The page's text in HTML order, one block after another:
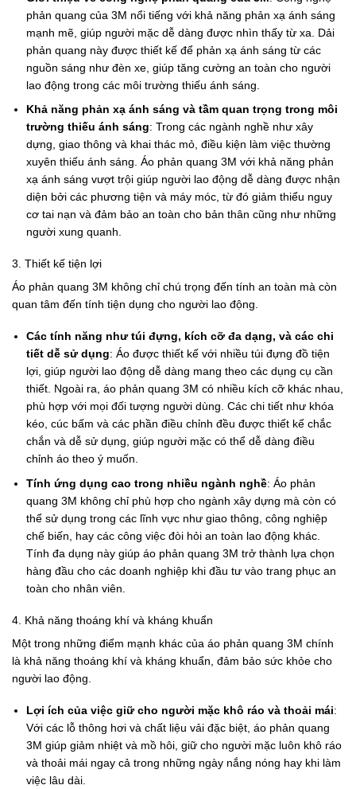
phản quang của 3M nổi tiếng với khả năng phản xạ ánh sáng
mạnh mẽ, giúp người mặc dễ dàng được nhìn thấy từ xa. Dải
phản quang này được thiết kế để phản xạ ánh sáng từ các
nguồn sáng như đèn xe, giúp tăng cường an toàn cho người
lao động trong các môi trường thiếu ánh sáng.
Khả năng phản xạ ánh sáng và tầm quan trọng trong môi
trường thiếu ánh sáng: Trong các ngành nghề như xây
dựng, giao thông và khai thác mỏ, điều kiện làm việc thường
xuyên thiếu ánh sáng. Áo phản quang 3M với khả năng phản
xạ ánh sáng vượt trội giúp người lao động dễ dàng được nhận
diện bởi các phương tiện và máy móc, từ đó giảm thiểu nguy
cơ tai nạn và đảm bảo an toàn cho bản thân cũng như những
người xung quanh.
3. Thiết kế tiện lợi
Áo phản quang 3M không chỉ chú trọng đến tính an toàn mà còn
quan tâm đến tính tiện dụng cho người lao động.
Các tính năng như túi đựng, kích cỡ đa dạng, và các chi
tiết dễ sử dụng: Áo được thiết kế với nhiều túi đựng đồ tiện
lợi, giúp người lao động dễ dàng mang theo các dụng cụ cần
thiết. Ngoài ra, áo phản quang 3M có nhiều kích cỡ khác nhau,
phù hợp với mọi đối tượng người dùng. Các chi tiết như khóa
kéo, cúc bấm và các phần điều chỉnh đều được thiết kế chắc
chắn và dễ sử dụng, giúp người mặc có thể dễ dàng điều
chỉnh áo theo ý muốn.
Tính ứng dụng cao trong nhiều ngành nghề: Áo phản
quang 3M không chỉ phù hợp cho ngành xây dựng mà còn có
thể sử dụng trong các lĩnh vực như giao thông, công nghiệp
chế biến, hay các công việc đòi hỏi an toàn lao động khác.
Tính đa dụng này giúp áo phản quang 3M trở thành lựa chọn
hàng đầu cho các doanh nghiệp khi đầu tư vào trang phục an
toàn cho nhân viên.
4. Khả năng thoáng khí và kháng khuẩn
Một trong những điểm mạnh khác của áo phản quang 3M chính
là khả năng thoáng khí và kháng khuẩn, đảm bảo sức khỏe cho
người lao động.
Lợi ích của việc giữ cho người mặc khô ráo và thoải mái:
Với các lỗ thông hơi và chất liệu vải đặc biệt, áo phản quang
3M giúp giảm nhiệt và mồ hôi, giữ cho người mặc luôn khô ráo
và thoải mái ngay cả trong những ngày nắng nóng hay khi làm
việc lâu dài.